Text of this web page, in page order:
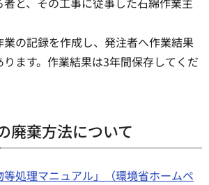
業の記録を作成し、発注者へ作業結果
ます。作業結果は3年間保存してくだ
廃棄方法について
等処理マニュアル」（環境省ホームペ